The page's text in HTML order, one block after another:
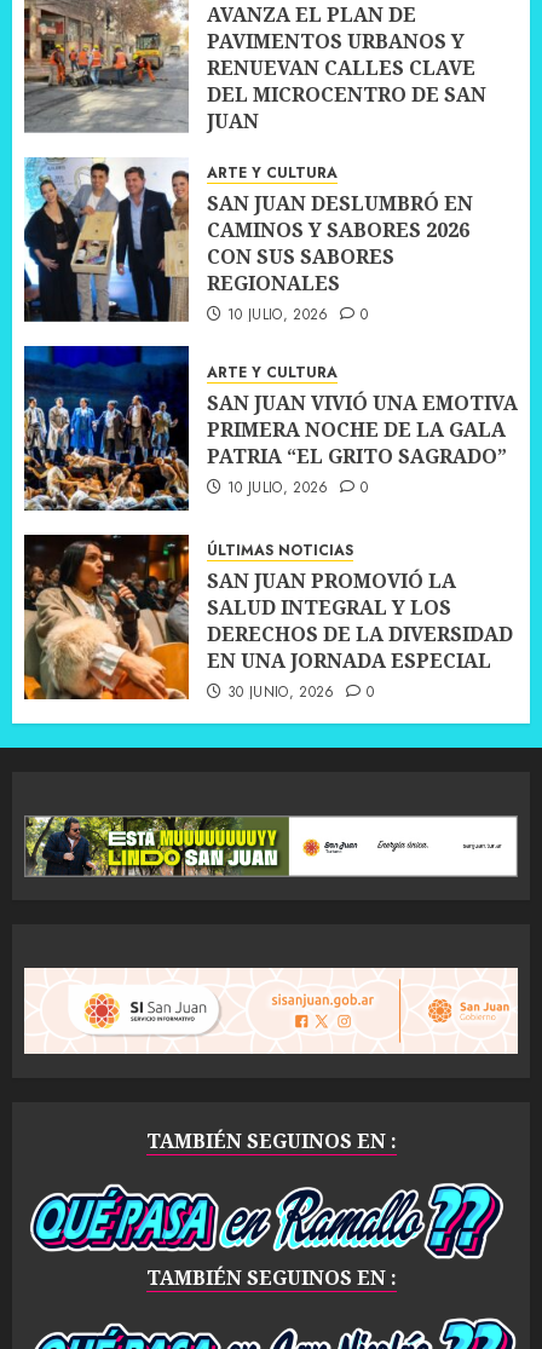
AVANZA EL PLAN DE
PAVIMENTOS URBANOS Y
RENUEVAN CALLES CLAVE
DEL MICROCENTRO DE SAN
JUAN
ARTE Y CULTURA
SAN JUAN DESLUMBRÓ EN
CAMINOS Y SABORES 2026
CON SUS SABORES
REGIONALES
10 JULIO, 2026 0
ARTE Y CULTURA
SAN JUAN VIVIÓ UNA EMOTIVA
PRIMERA NOCHE DE LA GALA
PATRIA “EL GRITO SAGRADO”
10 JULIO, 2026 0
ÚLTIMAS NOTICIAS
SAN JUAN PROMOVIÓ LA
SALUD INTEGRAL Y LOS
DERECHOS DE LA DIVERSIDAD
EN UNA JORNADA ESPECIAL
30 JUNIO, 2026 0
TAMBIÉN SEGUINOS EN :
TAMBIÉN SEGUINOS EN :